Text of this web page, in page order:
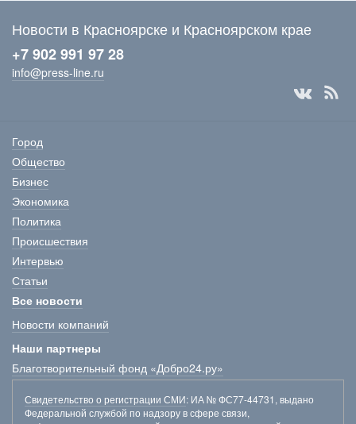
Новости в Красноярске и Красноярском крае
+7 902 991 97 28
info@press-line.ru
Город
Общество
Бизнес
Экономика
Политика
Происшествия
Интервью
Статьи
Все новости
Новости компаний
Наши партнеры
Благотворительный фонд «Добро24.ру»
Свидетельство о регистрации СМИ: ИА № ФС77-44731, выдано
Федеральной службой по надзору в сфере связи,